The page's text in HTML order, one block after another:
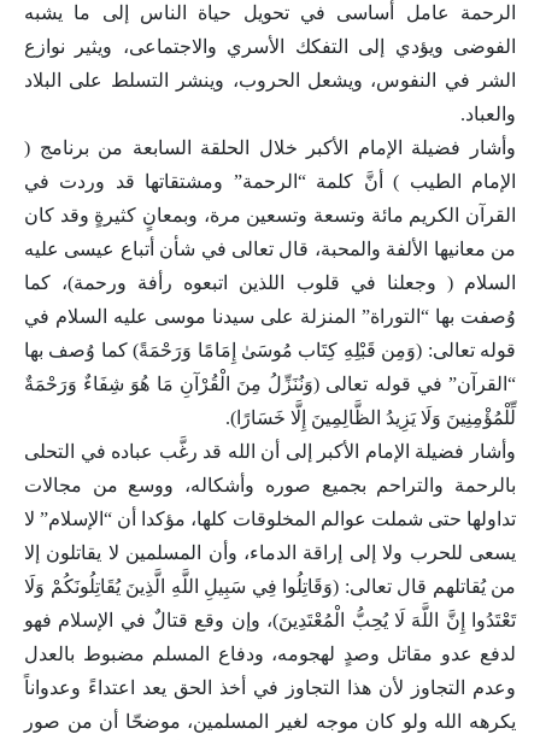
الرحمة عامل أساسى في تحويل حياة الناس إلى ما يشبه
الفوضى ويؤدي إلى التفكك الأسري والاجتماعى، ويثير نوازع
الشر في النفوس، ويشعل الحروب، وينشر التسلط على البلاد
والعباد.
وأشار فضيلة الإمام الأكبر خلال الحلقة السابعة من برنامج (
الإمام الطيب ) أنَّ كلمة “الرحمة” ومشتقاتها قد وردت في
القرآن الكريم مائة وتسعة وتسعين مرة، وبمعانٍ كثيرةٍ وقد كان
من معانيها الألفة والمحبة، قال تعالى في شأن أتباع عيسى عليه
السلام ( وجعلنا في قلوب اللذين اتبعوه رأفة ورحمة)، كما
وُصفت بها “التوراة” المنزلة على سيدنا موسى عليه السلام في
قوله تعالى: (وَمِن قَبْلِهِ كِتَاب مُوسَىٰ إِمَامًا وَرَحْمَةً) كما وُصف بها
“القرآن” في قوله تعالى (وَنُنَزِّلُ مِنَ الْقُرْآنِ مَا هُوَ شِفَاءٌ وَرَحْمَةٌ
لِّلْمُؤْمِنِينَ وَلَا يَزِيدُ الظَّالِمِينَ إِلَّا خَسَارًا).
وأشار فضيلة الإمام الأكبر إلى أن الله قد رغَّب عباده في التحلى
بالرحمة والتراحم بجميع صوره وأشكاله، ووسع من مجالات
تداولها حتى شملت عوالم المخلوقات كلها، مؤكدا أن “الإسلام” لا
يسعى للحرب ولا إلى إراقة الدماء، وأن المسلمين لا يقاتلون إلا
من يُقاتلهم قال تعالى: (وَقَاتِلُوا فِي سَبِيلِ اللَّهِ الَّذِينَ يُقَاتِلُونَكُمْ وَلَا
تَعْتَدُوا إِنَّ اللَّهَ لَا يُحِبُّ الْمُعْتَدِينَ)، وإن وقع قتالٌ في الإسلام فهو
لدفع عدو مقاتل وصدٍ لهجومه، ودفاع المسلم مضبوط بالعدل
وعدم التجاوز لأن هذا التجاوز في أخذ الحق يعد اعتداءً وعدواناً
يكرهه الله ولو كان موجه لغير المسلمين، موضحّا أن من صور